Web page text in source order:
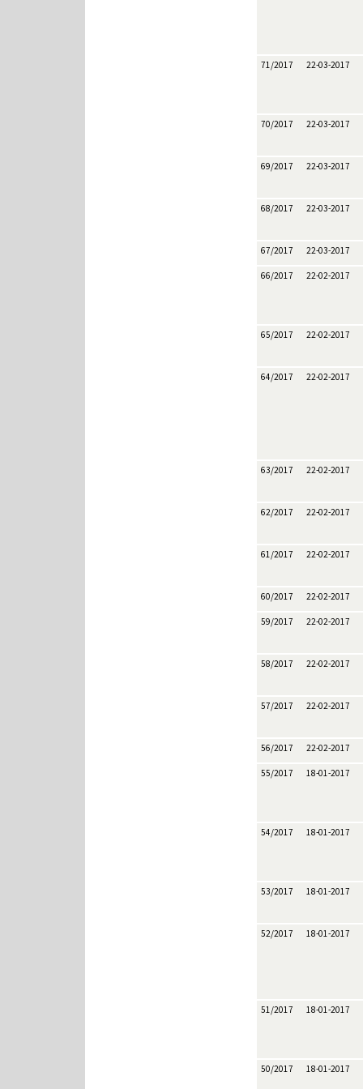
71/2017 22-03-2017
70/2017 22-03-2017
69/2017 22-03-2017
68/2017 22-03-2017
67/2017 22-03-2017
66/2017 22-02-2017
65/2017 22-02-2017
64/2017 22-02-2017
63/2017 22-02-2017
62/2017 22-02-2017
61/2017 22-02-2017
60/2017 22-02-2017
59/2017 22-02-2017
58/2017 22-02-2017
57/2017 22-02-2017
56/2017 22-02-2017
55/2017 18-01-2017
54/2017 18-01-2017
53/2017 18-01-2017
52/2017 18-01-2017
51/2017 18-01-2017
50/2017 18-01-2017